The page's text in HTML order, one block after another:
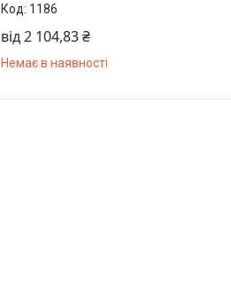
1186
від 2 104,83 ₴
Немає в наявності